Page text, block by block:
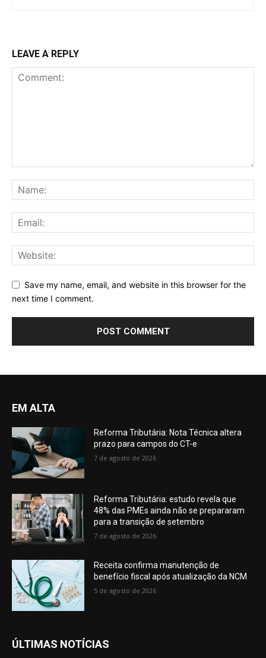
LEAVE A REPLY
Save my name, email, and website in this browser for the
next time I comment.
EM ALTA
Reforma Tributária: Nota Técnica altera
prazo para campos do CT-e
7 de agosto de 2026
Reforma Tributária: estudo revela que
48% das PMEs ainda não se prepararam
para a transição de setembro
7 de agosto de 2026
Receita confirma manutenção de
benefício fiscal após atualização da NCM
5 de agosto de 2026
ÚLTIMAS NOTÍCIAS